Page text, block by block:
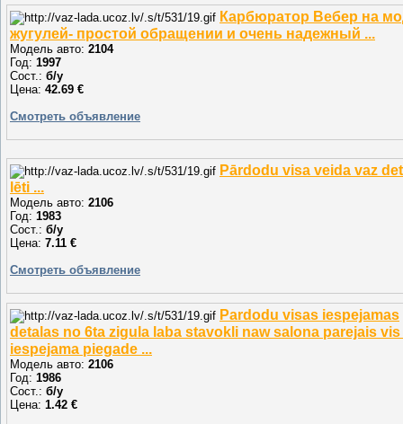
Карбюратор Вебер на
жугулей- простой обращении и очень надежный ...
Модель авто: 2104
Год: 1997
Сост.: б/у
Цена: 42.69 €
Смотреть объявление
Pārdodu visa veida vaz
lēti ...
Модель авто: 2106
Год: 1983
Сост.: б/у
Цена: 7.11 €
Смотреть объявление
Pardodu visas iespejamas
detalas no 6ta zigula laba stavokli naw salona parejais vis
iespejama piegade ...
Модель авто: 2106
Год: 1986
Сост.: б/у
Цена: 1.42 €